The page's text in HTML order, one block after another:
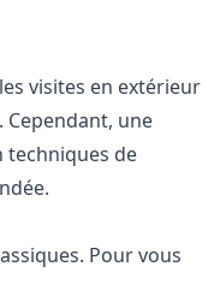
visites en extérieur
une
techniques de
Pour vous